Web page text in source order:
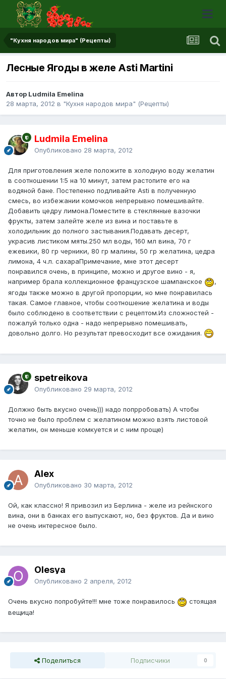
"Кухня народов мира" (Рецепты)
Лесные Ягоды в желе Asti Martini
Автор Ludmila Emelina
28 марта, 2012 в "Кухня народов мира" (Рецепты)
Ludmila Emelina
Опубликовано 28 марта, 2012
Для приготовления желе положите в холодную воду желатин
в соотношении 1:5 на 10 минут, затем растопите его на
водяной бане. Постепенно подливайте Asti в полученную
смесь, во избежании комочков непрерывно помешивайте.
Добавить цедру лимона.Поместите в стеклянные вазочки
фрукты, затем залейте желе из вина и поставьте в
холодильник до полного застывания.Подавать десерт,
украсив листиком мяты.250 мл воды, 160 мл вина, 70 г
ежевики, 80 гр черники, 80 гр малины, 50 гр желатина, цедра
лимона, 4 ч.л. сахараПримечание, мне этот десерт
понравился очень, в принципе, можно и другое вино - я,
например брала коллекционное французское шампанское
,
ягоды также можно в другой пропорции, но мне понравилась
такая. Самое главное, чтобы соотношение желатина и воды
было соблюдено в соответствии с рецептом.Из сложностей -
пожалуй только одна - надо непрерывно помешивать,
довольно долго. Но результат превосходит все ожидания.
spetreikova
Опубликовано 29 марта, 2012
Должно быть вкусно очень))) надо попрробовать) А чтобы
точно не было проблем с желатином можно взять листовой
желатин, он меньше комкуется и с ним проще)
Alex
Опубликовано 30 марта, 2012
Ой, как классно! Я привозил из Берлина - желе из рейнского
вина, они в банках его выпускают, но, без фруктов. Да и вино
не очень интересное было.
Olesya
Опубликовано 2 апреля, 2012
Очень вкусно попробуйте!!! мне тоже понравилось
стоящая
вещица!
Поделиться Подписчики 0